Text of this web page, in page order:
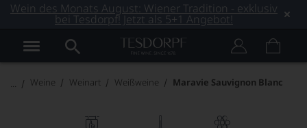
Wein des Monats August: Wiener Tradition - exklusiv
bei Tesdorpf! Jetzt als 5+1 Angebot!
Weine Weinart Weißweine Maravie Sauvignon Blanc